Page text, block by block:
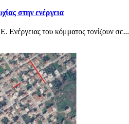
στην ενέργεια
του κόμματος τονίζουν σε...